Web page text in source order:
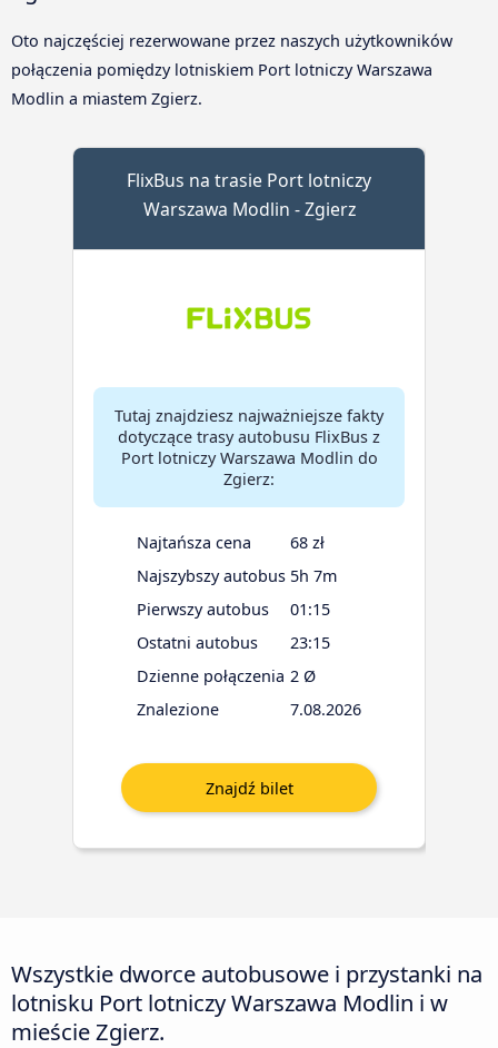
Oto najczęściej rezerwowane przez naszych użytkowników
połączenia pomiędzy lotniskiem Port lotniczy Warszawa
Modlin a miastem Zgierz.
FlixBus na trasie Port lotniczy
Warszawa Modlin - Zgierz
Tutaj znajdziesz najważniejsze fakty
dotyczące trasy autobusu FlixBus z
Port lotniczy Warszawa Modlin do
Zgierz:
Najtańsza cena
68 zł
Najszybszy autobus 5h 7m
Pierwszy autobus
01:15
Ostatni autobus
23:15
Dzienne połączenia 2 Ø
Znalezione
7.08.2026
Wszystkie dworce autobusowe i przystanki na
lotnisku Port lotniczy Warszawa Modlin i w
mieście Zgierz.